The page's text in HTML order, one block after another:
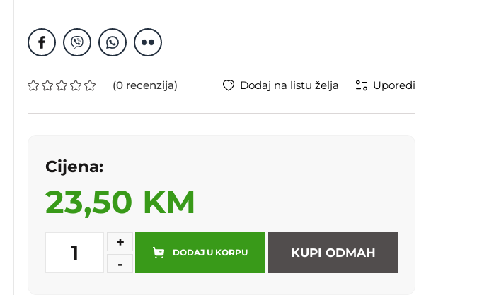
(0 recenzija) Dodaj na listu želja Uporedi
Cijena:
23,50 KM
1
+
-
DODAJ U KORPU KUPI ODMAH